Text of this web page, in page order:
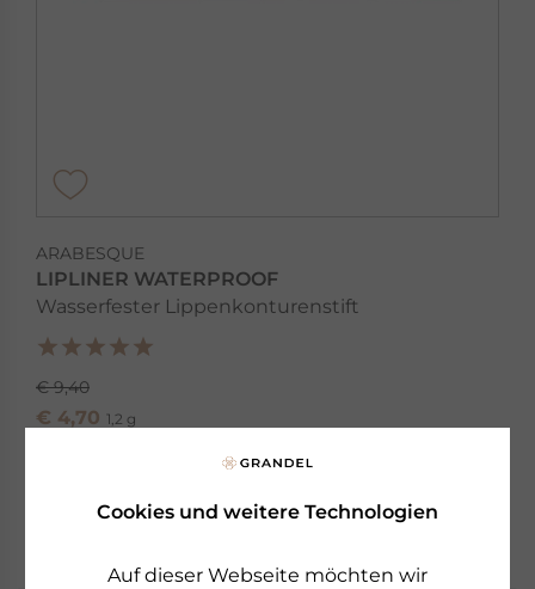
Cookies und weitere Technologien
Auf dieser Webseite möchten wir
ARABESQUE
LIPLINER WATERPROOF
Wasserfester Lippenkonturenstift
€ 9,40
€ 4,70 1,2 g
zum Produkt